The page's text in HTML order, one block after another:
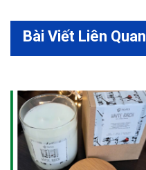
Bài Viết Liên Quan